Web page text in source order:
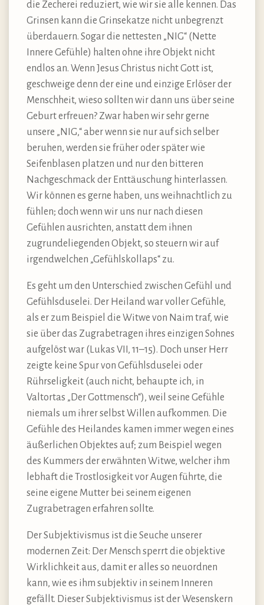
die Zecherei reduziert, wie wir sie alle kennen. Das
Grinsen kann die Grinsekatze nicht unbegrenzt
überdauern. Sogar die nettesten „NIG“ (Nette
Innere Gefühle) halten ohne ihre Objekt nicht
endlos an. Wenn Jesus Christus nicht Gott ist,
geschweige denn der eine und einzige Erlöser der
Menschheit, wieso sollten wir dann uns über seine
Geburt erfreuen? Zwar haben wir sehr gerne
unsere „NIG,“ aber wenn sie nur auf sich selber
beruhen, werden sie früher oder später wie
Seifenblasen platzen und nur den bitteren
Nachgeschmack der Enttäuschung hinterlassen.
Wir können es gerne haben, uns weihnachtlich zu
fühlen; doch wenn wir uns nur nach diesen
Gefühlen ausrichten, anstatt dem ihnen
zugrundeliegenden Objekt, so steuern wir auf
irgendwelchen „Gefühlskollaps“ zu.
Es geht um den Unterschied zwischen Gefühl und
Gefühlsduselei. Der Heiland war voller Gefühle,
als er zum Beispiel die Witwe von Naim traf, wie
sie über das Zugrabetragen ihres einzigen Sohnes
aufgelöst war (Lukas VII, 11–15). Doch unser Herr
zeigte keine Spur von Gefühlsduselei oder
Rührseligkeit (auch nicht, behaupte ich, in
Valtortas „Der Gottmensch“), weil seine Gefühle
niemals um ihrer selbst Willen aufkommen. Die
Gefühle des Heilandes kamen immer wegen eines
äußerlichen Objektes auf; zum Beispiel wegen
des Kummers der erwähnten Witwe, welcher ihm
lebhaft die Trostlosigkeit vor Augen führte, die
seine eigene Mutter bei seinem eigenen
Zugrabetragen erfahren sollte.
Der Subjektivismus ist die Seuche unserer
modernen Zeit: Der Mensch sperrt die objektive
Wirklichkeit aus, damit er alles so neuordnen
kann, wie es ihm subjektiv in seinem Inneren
gefällt. Dieser Subjektivismus ist der Wesenskern